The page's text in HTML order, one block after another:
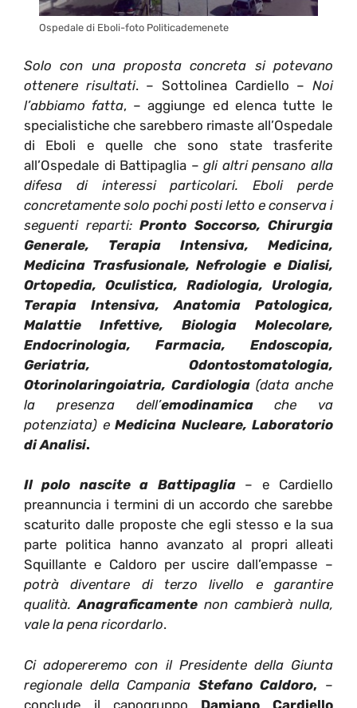
Ospedale di Eboli-foto Politicademenete
Solo con una proposta concreta si potevano
ottenere risultati. – Sottolinea Cardiello – Noi
l’abbiamo fatta, – aggiunge ed elenca tutte le
specialistiche che sarebbero rimaste all’Ospedale
di Eboli e quelle che sono state trasferite
all’Ospedale di Battipaglia –gli altri pensano alla
difesa di interessi particolari. Eboli perde
concretamente solo pochi posti letto e conserva i
seguenti reparti: Pronto Soccorso, Chirurgia
Generale, Terapia Intensiva, Medicina,
Medicina Trasfusionale, Nefrologie e Dialisi,
Ortopedia, Oculistica, Radiologia, Urologia,
Terapia Intensiva, Anatomia Patologica,
Malattie Infettive, Biologia Molecolare,
Endocrinologia, Farmacia, Endoscopia,
Geriatria, Odontostomatologia,
Otorinolaringoiatria, Cardiologia (data anche
la presenza dell’emodinamicache va
potenziata) e Medicina Nucleare, Laboratorio
di Analisi.
Il polo nascite a Battipaglia
– e Cardiello
preannuncia i termini di un accordo che sarebbe
scaturito dalle proposte che egli stesso e la sua
parte politica hanno avanzato al propri alleati
Squillante e Caldoro per uscire dall’empasse –
potrà diventare di terzo livello e garantire
qualità. Anagraficamente non cambierà nulla,
vale la pena ricordarlo.
Ci adopereremo con il Presidente della Giunta
regionale della Campania Stefano Caldoro, –
conclude il capogruppo Damiano Cardiello